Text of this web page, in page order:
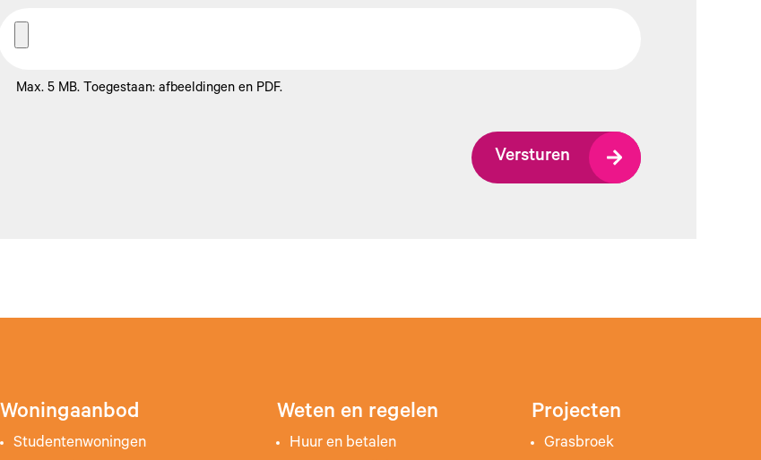
Max. 5 MB. Toegestaan: afbeeldingen en PDF.
Woningaanbod
Studentenwoningen
Weten en regelen
Huur en betalen
Projecten
Grasbroek